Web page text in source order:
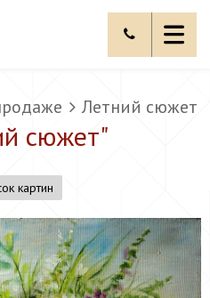
Летний сюжет
сюжет"
картин